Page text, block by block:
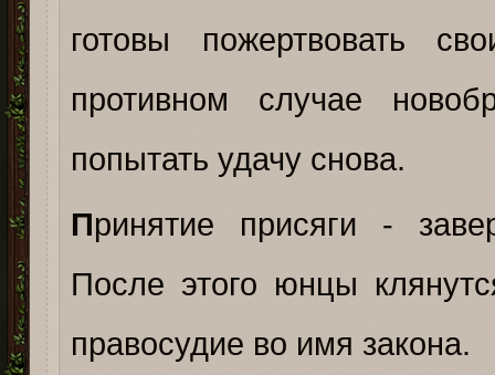
готовы пожертвовать
противном случае
попытать удачу снова.
Принятие присяги -
После этого юнцы
правосудие во имя закона.